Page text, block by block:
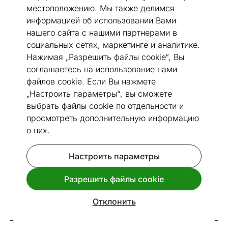
местоположению. Мы также делимся
информацией об использовании Вами
нашего сайта с нашими партнерами в
социальных сетях, маркетинге и аналитике.
Нажимая „Разрешить файлы cookie“, Вы
соглашаетесь на использование нами
файлов cookie. Если Вы нажмете
„Настроить параметры“, вы сможете
выбрать файлы cookie по отдельности и
просмотреть дополнительную информацию
о них.
Настроить параметры
Разрешить файлы cookie
Отклонить
Перейти к слайду 1
Перейти к слайду 2
Перейти к слайду 3
Размеры Посмотреть похожие
Быстрая доставка!
Stroma наматрасник Top Comfort
90x190 cm
Код 481479
Срок доставки между 11.08 - 18.08